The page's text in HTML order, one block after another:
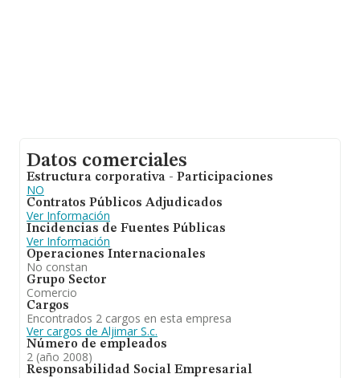
Datos comerciales
Estructura corporativa - Participaciones
NO
Contratos Públicos Adjudicados
Ver Información
Incidencias de Fuentes Públicas
Ver Información
Operaciones Internacionales
No constan
Grupo Sector
Comercio
Cargos
Encontrados 2 cargos en esta empresa
Ver cargos de Aljimar S.c.
Número de empleados
2 (año 2008)
Responsabilidad Social Empresarial